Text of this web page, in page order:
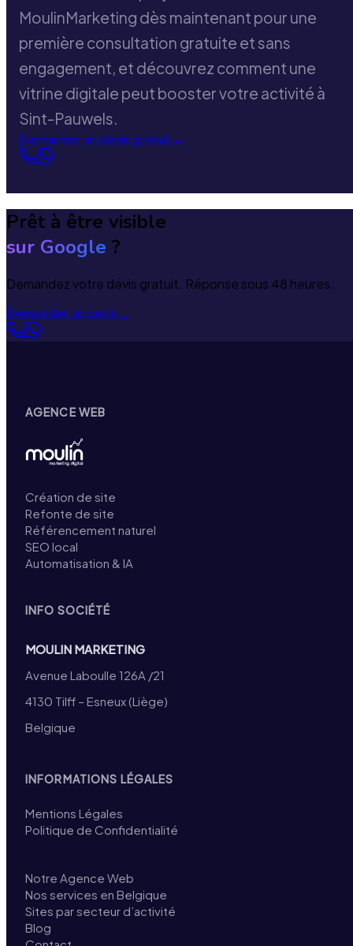
MoulinMarketing dès maintenant pour une
première consultation gratuite et sans
engagement, et découvrez comment une
vitrine digitale peut booster votre activité à
Sint-Pauwels.
Demander un devis gratuit→
Prêt à être visible
sur Google ?
Demandez votre devis gratuit. Réponse sous 48 heures.
Demander un devis→
AGENCE WEB
Création de site
Refonte de site
Référencement naturel
SEO local
Automatisation & IA
INFO SOCIÉTÉ
MOULIN MARKETING
Avenue Laboulle 126A /21
4130 Tilff – Esneux (Liège)
Belgique
INFORMATIONS LÉGALES
Mentions Légales
Politique de Confidentialité
Notre Agence Web
Nos services en Belgique
Sites par secteur d’activité
Blog